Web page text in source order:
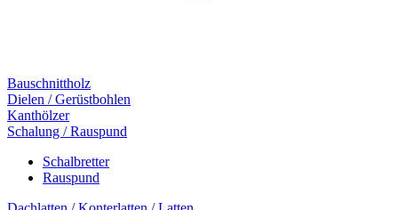
Bauschnittholz
Dielen / Gerüstbohlen
Kanthölzer
Schalung / Rauspund
Schalbretter
Rauspund